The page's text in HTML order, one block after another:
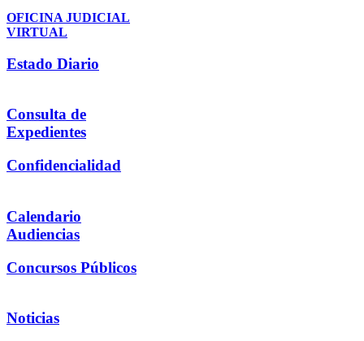
OFICINA JUDICIAL
VIRTUAL
Estado Diario
Consulta de
Expedientes
Confidencialidad
Calendario
Audiencias
Concursos Públicos
Noticias